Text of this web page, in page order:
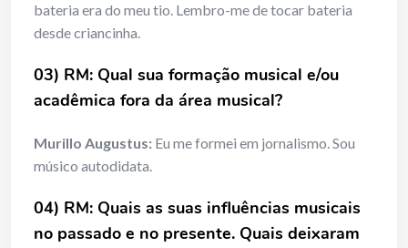
bateria era do meu tio. Lembro-me de tocar bateria
desde criancinha.
03) RM: Qual sua formação musical e/ou
acadêmica fora da área musical?
Murillo Augustus: Eu me formei em jornalismo. Sou
músico autodidata.
04) RM: Quais as suas influências musicais
no passado e no presente. Quais deixaram